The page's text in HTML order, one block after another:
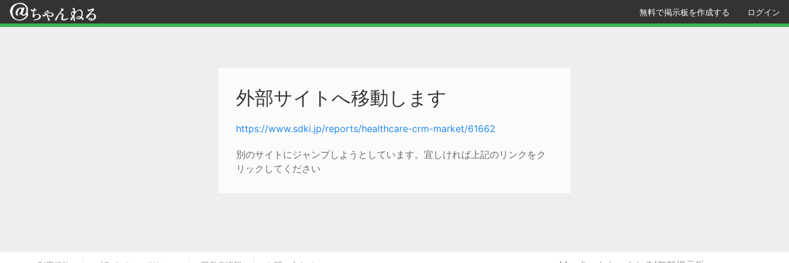
無料で掲示板を作成する ログイン
外部サイトへ移動します
https://www.sdki.jp/reports/healthcare-crm-market/61662
別のサイトにジャンプしようとしています。宜しければ上記のリンクをク
リックしてください